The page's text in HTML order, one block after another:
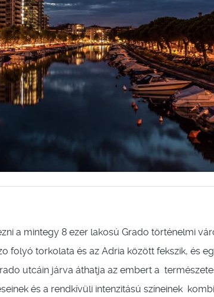
a mintegy 8 ezer lakosú Grado történelmi
folyó torkolata és az Adria között fekszik, és
utcáin járva áthatja az embert a
és a rendkívüli intenzitású színeinek